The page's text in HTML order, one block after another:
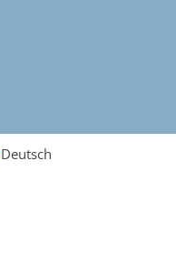
Deutsch